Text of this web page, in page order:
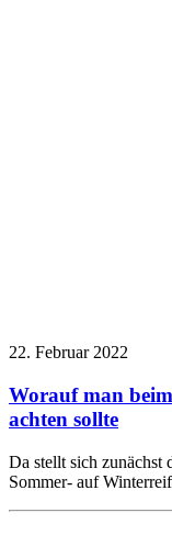
22. Februar 2022
Worauf man
achten sollte
Da stellt sich zunächst
Sommer- auf